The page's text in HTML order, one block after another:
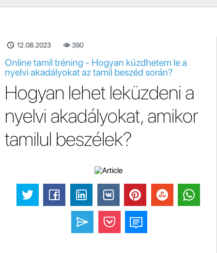
12.08.2023 390
Online tamil tréning - Hogyan küzdhetem le a
nyelvi akadályokat az tamil beszéd során?
Hogyan lehet leküzdeni a
nyelvi akadályokat, amikor
tamilul beszélek?